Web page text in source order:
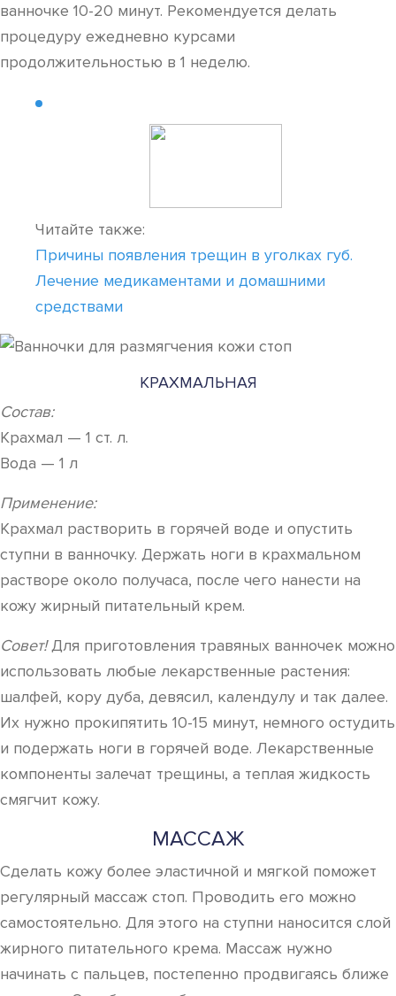
ванночке 10-20 минут. Рекомендуется делать
процедуру ежедневно курсами
продолжительностью в 1 неделю.
Читайте также:
Причины появления трещин в уголках губ.
Лечение медикаментами и домашними
средствами
КРАХМАЛЬНАЯ
Состав:
Крахмал — 1 ст. л.
Вода — 1 л
Применение:
Крахмал растворить в горячей воде и опустить
ступни в ванночку. Держать ноги в крахмальном
растворе около получаса, после чего нанести на
кожу жирный питательный крем.
Совет!Для приготовления травяных ванночек можно
использовать любые лекарственные растения:
шалфей, кору дуба, девясил, календулу и так далее.
Их нужно прокипятить 10-15 минут, немного остудить
и подержать ноги в горячей воде. Лекарственные
компоненты залечат трещины, а теплая жидкость
смягчит кожу.
МАССАЖ
Сделать кожу более эластичной и мягкой поможет
регулярный массаж стоп. Проводить его можно
самостоятельно. Для этого на ступни наносится слой
жирного питательного крема. Массаж нужно
начинать с пальцев, постепенно продвигаясь ближе